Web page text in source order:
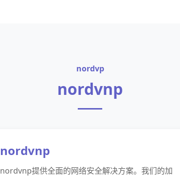
nordvp
nordvnp
nordvnp
nordvnp提供全面的网络安全解决方案。我们的加